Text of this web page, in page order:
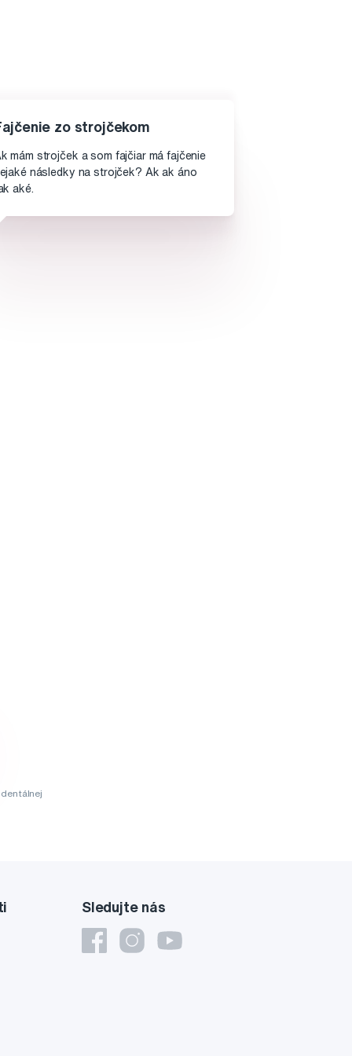
zo strojčekom
mám strojček a som fajčiar má fajčenie
následky na strojček? Ak ak áno
aké.
Sledujte nás